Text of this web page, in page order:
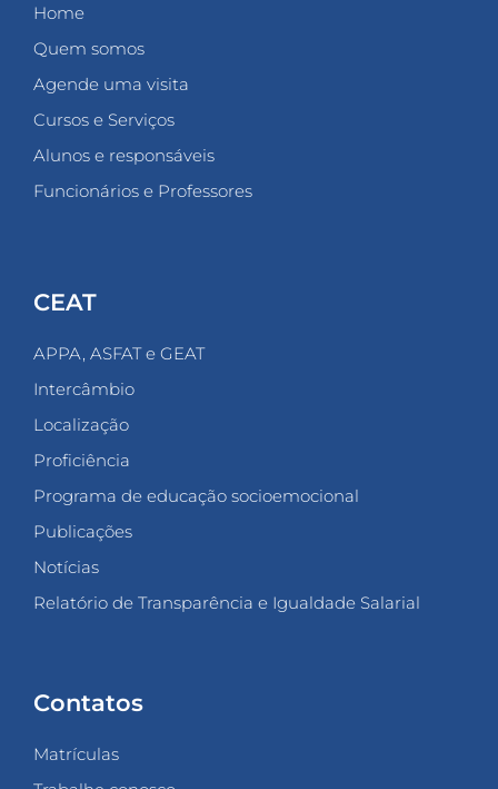
Home
Quem somos
Agende uma visita
Cursos e Serviços
Alunos e responsáveis
Funcionários e Professores
CEAT
APPA, ASFAT e GEAT
Intercâmbio
Localização
Proficiência
Programa de educação socioemocional
Publicações
Notícias
Relatório de Transparência e Igualdade Salarial
Contatos
Matrículas